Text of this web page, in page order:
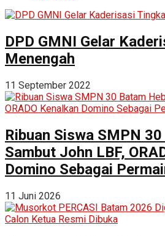
DPD GMNI Gelar
Menengah
11 September 2022
Ribuan Siswa SMPN
Sambut John LBF,
Domino Sebagai
11 Juni 2026